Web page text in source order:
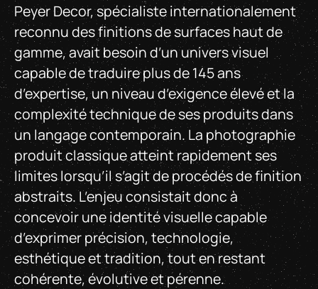
Peyer Decor, spécialiste internationalement
reconnu des finitions de surfaces haut de
gamme, avait besoin d’un univers visuel
capable de traduire plus de 145 ans
d’expertise, un niveau d’exigence élevé et la
complexité technique de ses produits dans
un langage contemporain. La photographie
produit classique atteint rapidement ses
limites lorsqu’il s’agit de procédés de finition
abstraits. L’enjeu consistait donc à
concevoir une identité visuelle capable
d’exprimer précision, technologie,
esthétique et tradition, tout en restant
cohérente, évolutive et pérenne.